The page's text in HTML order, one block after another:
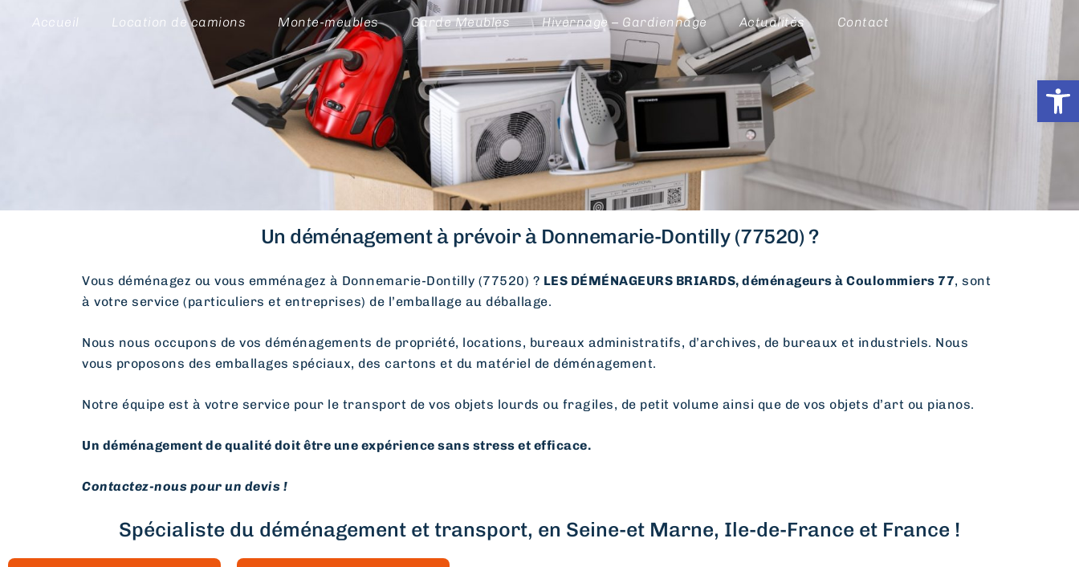
Ouvrir
Accueil Location de camions Monte-meubles Garde Meubles Hivernage – Gardiennage Actualités Contact
Un déménagement à prévoir à Donnemarie-Dontilly (77520) ?
Vous déménagez ou vous emménagez à Donnemarie-Dontilly (77520) ? LES DÉMÉNAGEURS BRIARDS, déménageurs à Coulommiers 77, sont
à votre service (particuliers et entreprises) de l’emballage au déballage.
Nous nous occupons de vos déménagements de propriété, locations, bureaux administratifs, d’archives, de bureaux et industriels. Nous
vous proposons des emballages spéciaux, des cartons et du matériel de déménagement.
Notre équipe est à votre service pour le transport de vos objets lourds ou fragiles, de petit volume ainsi que de vos objets d’art ou pianos.
Un déménagement de qualité doit être une expérience sans stress et efficace.
Contactez-nous pour un devis !
Spécialiste du déménagement et transport, en Seine-et Marne, Ile-de-France et France !